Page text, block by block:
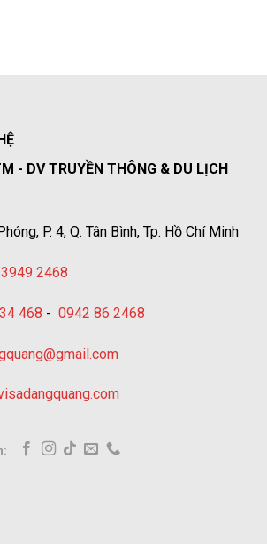
- DV TRUYỀN THÔNG & DU LỊCH
P. 4, Q. Tân Bình, Tp. Hồ Chí Minh
2468
468 - 0942 86 2468